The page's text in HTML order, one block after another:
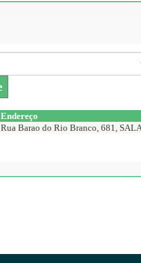
Endereço
Rua Barao do Rio Branco, 681,